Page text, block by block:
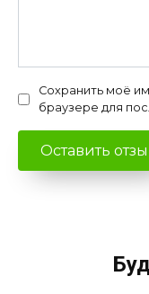
Сохранить моё
браузере для